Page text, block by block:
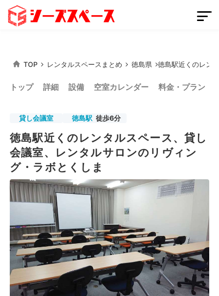
会員登録 スペースを掲載する
ログイン
スペースをさがす
条件から探す
都道府県から探す
路線から探す
シーズスペースについて
運営会社
プライバシーポリシー
利用規約
特定商取引法
FAQ・お問い合わせ
TOP レンタルスペースまとめ 徳島県 徳島駅近くのレン
トップ 詳細 設備 空室カレンダー 料金・プラン
貸し会議室 徳島駅 徒歩6分
徳島駅近くのレンタルスペース、貸し
会議室、レンタルサロンのリヴィン
グ・ラボとくしま